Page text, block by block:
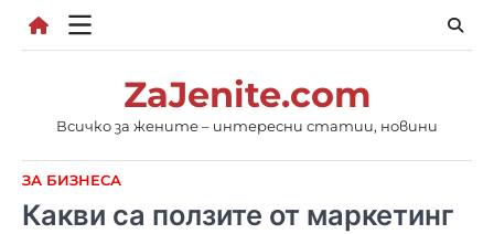
Skip
ZaJenite.com
Всичко за жените – интересни статии, новини
ЗА БИЗНЕСА
Какви са ползите от маркетинг